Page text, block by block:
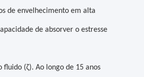
de envelhecimento em alta
de absorver o estresse
(ζ). Ao longo de 15 anos